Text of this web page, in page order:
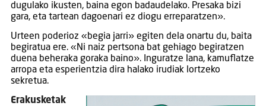
dugulako ikusten, baina egon badaudelako. Presaka bizi
gara, eta tartean dagoenari ez diogu erreparatzen».
Urteen poderioz «begia jarri» egiten dela onartu du, baita
begiratua ere. «Ni naiz pertsona bat gehiago begiratzen
duena beheraka goraka baino». Inguratze lana, kamuflatze
arropa eta esperientzia dira halako irudiak lortzeko
sekretua.
Erakusketak